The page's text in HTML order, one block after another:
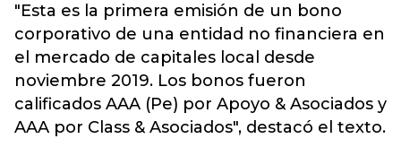
"Esta es la primera emisión de un bono
corporativo de una entidad no financiera en
el mercado de capitales local desde
noviembre 2019. Los bonos fueron
calificados AAA (Pe) por Apoyo & Asociados y
AAA por Class & Asociados", destacó el texto.